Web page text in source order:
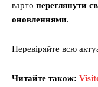
варто переглянути
оновленнями.
Перевіряйте всю
Читайте також: